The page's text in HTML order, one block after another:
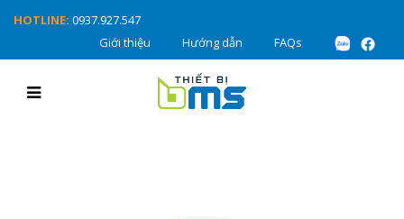
HOTLINE: 0937.927.547
Giới thiệu
Hướng dẫn FAQs